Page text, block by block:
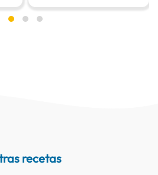
recetas